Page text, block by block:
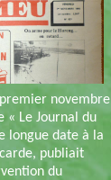
novembre
« Le Journal du
longue date à la
publiait
du